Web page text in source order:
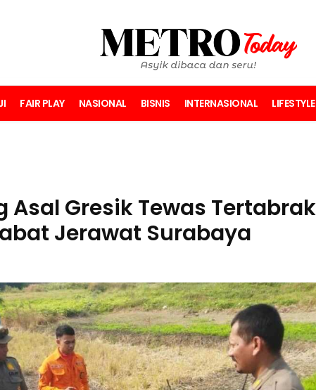
FAIR PLAY NASIONAL BISNIS INTERNASIONAL LIFESTYLE
Asal Gresik Tewas Tertabrak
Jerawat Surabaya